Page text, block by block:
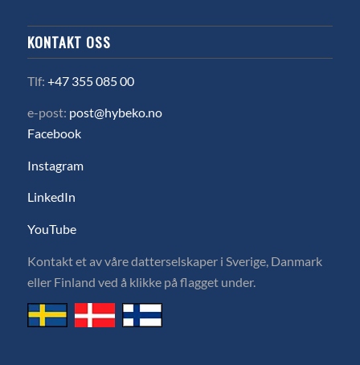
KONTAKT OSS
Tlf: +47 355 085 00
e-post: post@hybeko.no
Facebook
Instagram
LinkedIn
YouTube
Kontakt et av våre datterselskaper i Sverige, Danmark
eller Finland ved å klikke på flagget under.